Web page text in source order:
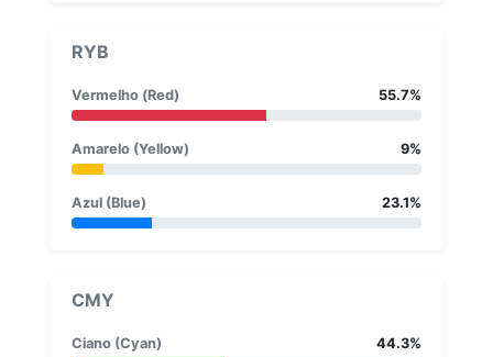
RYB
Vermelho (Red) 55.7%
Amarelo (Yellow) 9%
Azul (Blue) 23.1%
CMY
Ciano (Cyan) 44.3%